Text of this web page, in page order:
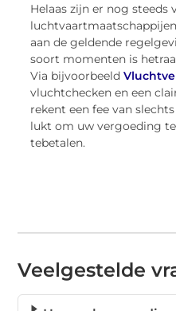
Helaas zijn er nog steeds
aan de geldende
soort momenten is het
Via bijvoorbeeld
vluchtchecken en een
rekent een fee van slechts
lukt om uw vergoeding
tebetalen.
Veelgestelde